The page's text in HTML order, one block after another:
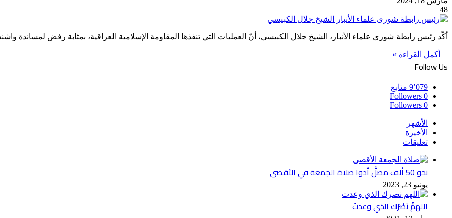
48
أكّد رئيس رابطة شورى علماء الأنبار، الشيخ جلال الكبيسي، أنّ العمليات التي تنفذها المقاومة الإسلامية العراقية، بمثابة رفض لمساندة
أكمل القراءة »
Follow Us
9٬079 متابع
0
Followers
0
Followers
الأشهر
الأخيرة
تعليقات
نحو 50 ألف مصلٍّ أدوا صلاة الجمعة في الأقصى
يونيو 23, 2023
اللهمَّ نَصْرَك الذي وعدتَ